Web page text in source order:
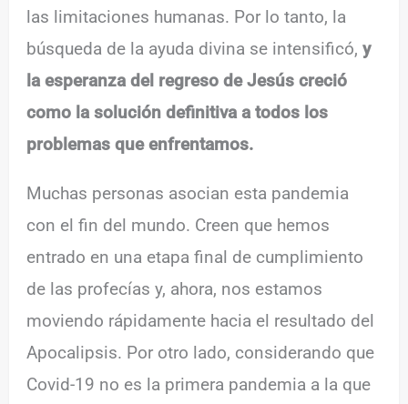
las limitaciones humanas. Por lo tanto, la
búsqueda de la ayuda divina se intensificó,y
la esperanza del regreso de Jesús creció
como la solución definitiva a todos los
problemas que enfrentamos.
Muchas personas asocian esta pandemia
con el fin del mundo. Creen que hemos
entrado en una etapa final de cumplimiento
de las profecías y, ahora, nos estamos
moviendo rápidamente hacia el resultado del
Apocalipsis. Por otro lado, considerando que
Covid-19 no es la primera pandemia a la que